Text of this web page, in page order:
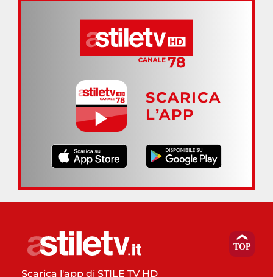
SCARICA
L’APP
Scarica l'app di STILE TV HD